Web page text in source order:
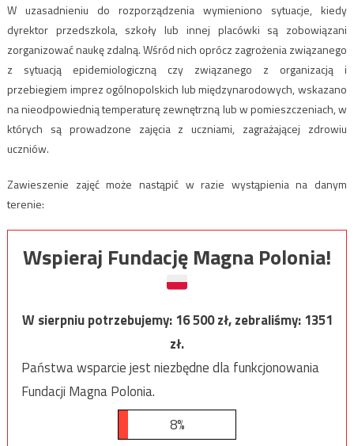
W uzasadnieniu do rozporządzenia wymieniono sytuacje, kiedy
dyrektor przedszkola, szkoły lub innej placówki są zobowiązani
zorganizować naukę zdalną. Wśród nich oprócz zagrożenia związanego
z sytuacją epidemiologiczną czy związanego z organizacją i
przebiegiem imprez ogólnopolskich lub międzynarodowych, wskazano
na nieodpowiednią temperaturę zewnętrzną lub w pomieszczeniach, w
których są prowadzone zajęcia z uczniami, zagrażającej zdrowiu
uczniów.
Zawieszenie zajęć może nastąpić w razie wystąpienia na danym
terenie:
Wspieraj Fundację Magna Polonia!
W sierpniu potrzebujemy:16 500zł, zebraliśmy:1351
zł.
Państwa wsparcie jest niezbędne dla funkcjonowania
Fundacji Magna Polonia.
8%